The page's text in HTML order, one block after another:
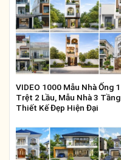
VIDEO 1000 Mẫu Nhà Ống 1
Trệt 2 Lầu, Mẫu Nhà 3 Tầng
Thiết Kế Đẹp Hiện Đại